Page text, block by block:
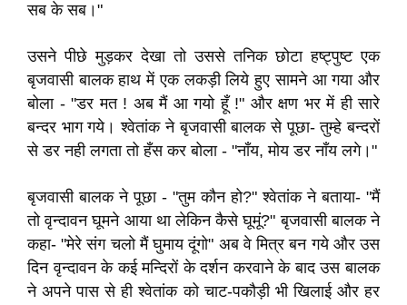
सब के सब।"
उसने पीछे मुड़कर देखा तो उससे तनिक छोटा हष्ट्पुष्ट एक
बृजवासी बालक हाथ में एक लकड़ी लिये हुए सामने आ गया और
बोला - "डर मत ! अब मैं आ गयो हूँ !" और क्षण भर में ही सारे
बन्दर भाग गये। श्वेतांक ने बृजवासी बालक से पूछा- तुम्हे बन्दरों
से डर नही लगता तो हँस कर बोला - "नाँय, मोय डर नाँय लगे।"
बृजवासी बालक ने पूछा - "तुम कौन हो?" श्वेतांक ने बताया- "मैं
तो वृन्दावन घूमने आया था लेकिन कैसे घूमूं?" बृजवासी बालक ने
कहा- "मेरे संग चलो मैं घुमाय दूंगो" अब वे मित्र बन गये और उस
दिन वृन्दावन के कई मन्दिरों के दर्शन करवाने के बाद उस बालक
ने अपने पास से ही श्वेतांक को चाट-पकौड़ी भी खिलाई और हर